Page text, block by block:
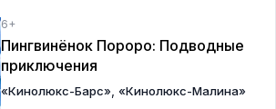
6+
Пингвинёнок Пороро: Подводные
приключения
«Кинолюкс-Барс», «Кинолюкс-Малина»